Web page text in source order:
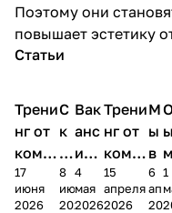
Поэтому они
повышает эстетику
Статьи
Трени
нг от
комп
ании
Мело
17
июня
2026
С
к
и
д
к
8
июня
2026
Вак
анс
ия в
Чеб
окс
4
мая
2026
Трени
нг от
комп
ании
Мело
15
апреля
2026
М
ы
в
М
А
6
в
1